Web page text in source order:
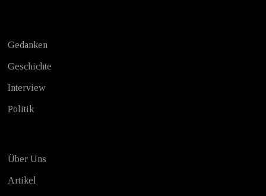
Gedanken
Geschichte
Interview
Politik
Über Uns
Artikel